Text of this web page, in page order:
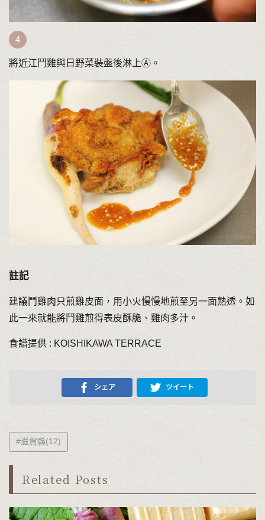
將近江鬥雞與日野菜裝盤後淋上Ⓐ。
註記
建議鬥雞肉只煎雞皮面，用小火慢慢地煎至另一面熟透。如
此一來就能將鬥雞煎得表皮酥脆、雞肉多汁。
食譜提供 : KOISHIKAWA TERRACE
シェア ツイート
#滋賀縣(12)
Related Posts